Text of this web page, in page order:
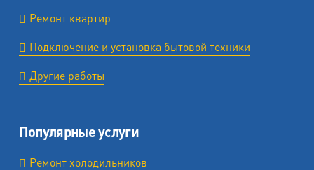
Ремонт квартир
Подключение и установка бытовой техники
Другие работы
Популярные услуги
Ремонт холодильников